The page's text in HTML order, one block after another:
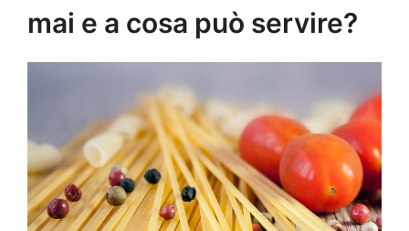
mai e a cosa può servire?